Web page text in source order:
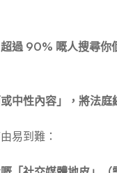
超過 90% 嘅人搜尋你
中性內容」，將法
易到難：